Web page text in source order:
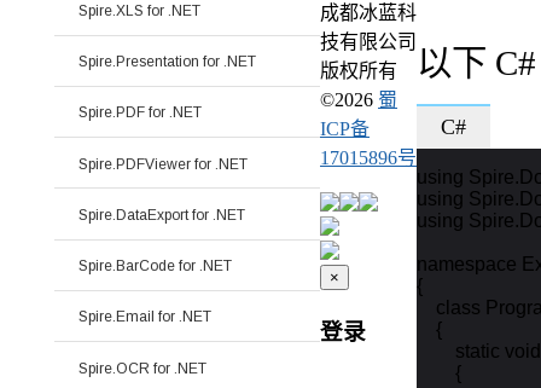
以下
C#
using
using
using
namespace
{
class
    {
static
        {
Spire.XLS for .NET
Spire.Presentation for .NET
Spire.PDF for .NET
Spire.PDFViewer for .NET
Spire.DataExport for .NET
Spire.BarCode for .NET
Spire.Email for .NET
Spire.OCR for .NET
成都冰蓝科
技有限公司
版权所有
©2026 蜀
ICP备
17015896号
×
登录